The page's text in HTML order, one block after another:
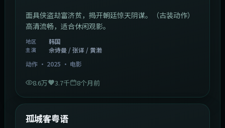
面具侠盗劫富济贫，揭开朝廷惊天阴谋。（古装动作）
高清流畅，适合休闲观影。
地区 韩国
主演
佘诗曼 / 张译 / 黄渤
动作· 2025 · 电影
8.6万 3.7千 8个月前
热门
孤城客粤语